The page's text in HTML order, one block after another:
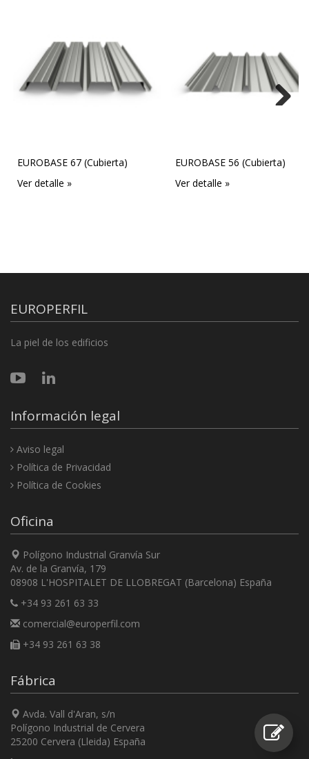
EUROBASE 67 (Cubierta)
Ver detalle »
EUROBASE 56 (Cubierta)
Ver detalle »
EUROPERFIL
La piel de los edificios
Información legal
Aviso legal
Política de Privacidad
Política de Cookies
Oficina
Polígono Industrial Granvía Sur
Av. de la Granvía, 179
08908 L'HOSPITALET DE LLOBREGAT (Barcelona) España
+34 93 261 63 33
comercial@europerfil.com
+34 93 261 63 38
Fábrica
Avda. Vall d'Aran, s/n
Polígono Industrial de Cervera
25200 Cervera (Lleida) España